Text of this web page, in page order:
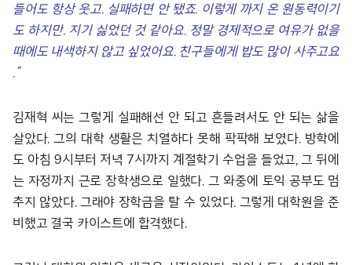
들어도 항상 웃고. 실패하면 안 됐죠. 이렇게 까지 온 원동력이기
도 하지만. 지기 싫었던 것 같아요. 정말 경제적으로 여유가 없을
때에도 내색하지 않고 싶었어요. 친구들에게 밥도 많이 사주고요
.”
김재혁 씨는 그렇게 실패해선 안 되고 흔들려서도 안 되는 삶을
살았다. 그의 대학 생활은 치열하다 못해 팍팍해 보였다. 방학에
도 아침 9시부터 저녁 7시까지 계절학기 수업을 들었고, 그 뒤에
는 자정까지 근로 장학생으로 일했다. 그 와중에 토익 공부도 멈
추지 않았다. 그래야 장학금을 탈 수 있었다. 그렇게 대학원을 준
비했고 결국 카이스트에 합격했다.